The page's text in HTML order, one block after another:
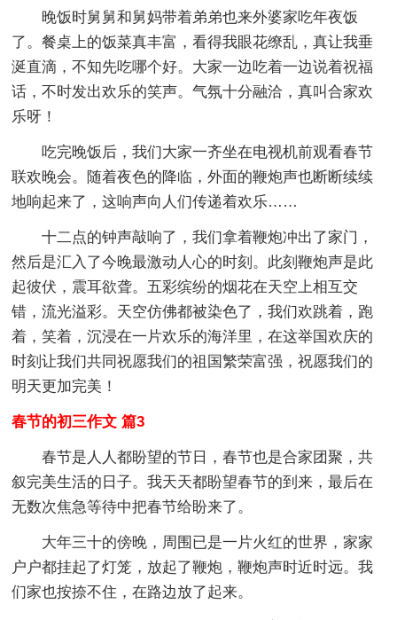
晚饭时舅舅和舅妈带着弟弟也来外婆家吃年夜饭
了。餐桌上的饭菜真丰富，看得我眼花缭乱，真让我垂
涎直滴，不知先吃哪个好。大家一边吃着一边说着祝福
话，不时发出欢乐的笑声。气氛十分融洽，真叫合家欢
乐呀！
吃完晚饭后，我们大家一齐坐在电视机前观看春节
联欢晚会。随着夜色的降临，外面的鞭炮声也断断续续
地响起来了，这响声向人们传递着欢乐……
十二点的钟声敲响了，我们拿着鞭炮冲出了家门，
然后是汇入了今晚最激动人心的时刻。此刻鞭炮声是此
起彼伏，震耳欲聋。五彩缤纷的烟花在天空上相互交
错，流光溢彩。天空仿佛都被染色了，我们欢跳着，跑
着，笑着，沉浸在一片欢乐的海洋里，在这举国欢庆的
时刻让我们共同祝愿我们的祖国繁荣富强，祝愿我们的
明天更加完美！
春节的初三作文 篇3
春节是人人都盼望的节日，春节也是合家团聚，共
叙完美生活的日子。我天天都盼望春节的到来，最后在
无数次焦急等待中把春节给盼来了。
大年三十的傍晚，周围已是一片火红的世界，家家
户户都挂起了灯笼，放起了鞭炮，鞭炮声时近时远。我
们家也按捺不住，在路边放了起来。